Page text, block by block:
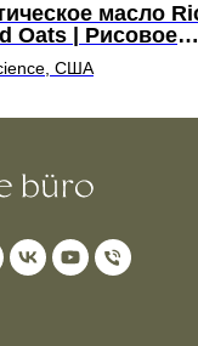
масло
Oats | Рисовое
овсянка
США